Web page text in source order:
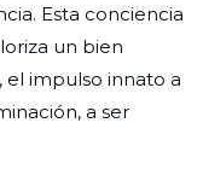
Esta conciencia
un bien
el impulso innato a
a ser